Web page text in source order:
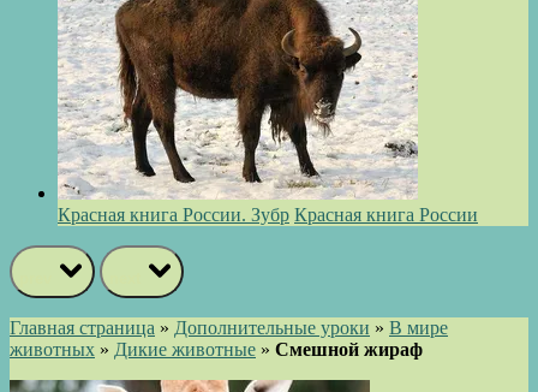
Красная книга России. Зубр Красная книга России
Главная страница » Дополнительные уроки » В мире
животных » Дикие животные » Смешной жираф